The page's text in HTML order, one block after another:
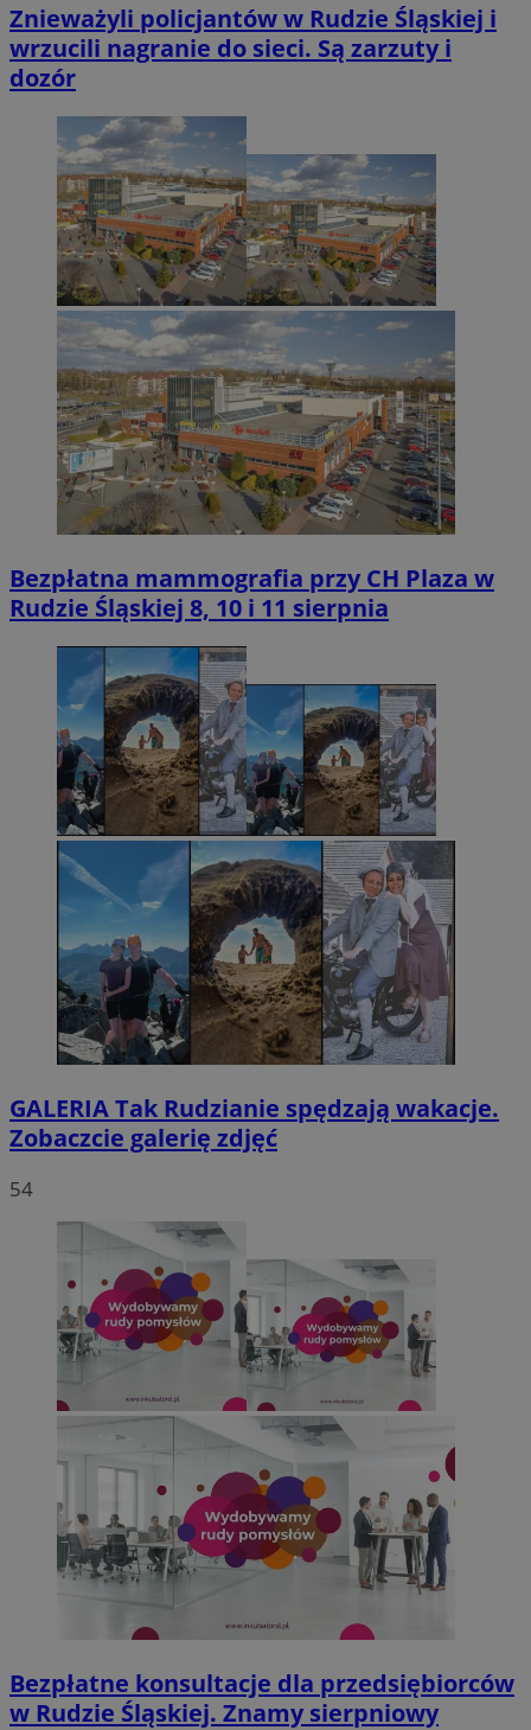
Znieważyli policjantów w Rudzie Śląskiej i
wrzucili nagranie do sieci. Są zarzuty i
dozór
Bezpłatna mammografia przy CH Plaza w
Rudzie Śląskiej 8, 10 i 11 sierpnia
GALERIATak Rudzianie spędzają wakacje.
Zobaczcie galerię zdjęć
54
Bezpłatne konsultacje dla przedsiębiorców
w Rudzie Śląskiej. Znamy sierpniowy